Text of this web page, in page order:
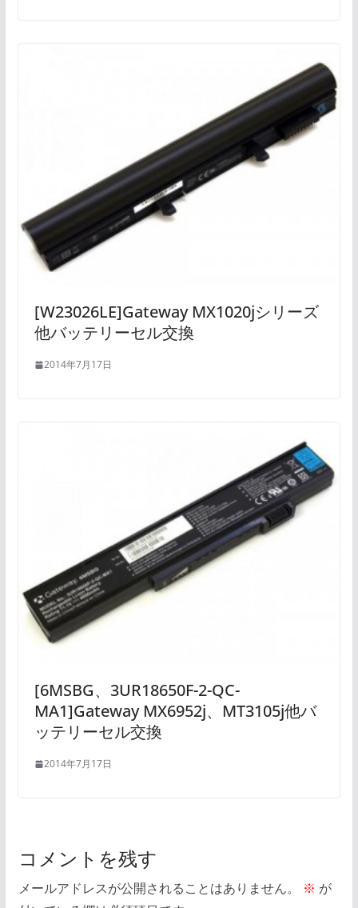
[W23026LE]Gateway MX1020jシリーズ
他バッテリーセル交換
2014年7月17日
[6MSBG、3UR18650F-2-QC-
MA1]Gateway MX6952j、MT3105j他バ
ッテリーセル交換
2014年7月17日
コメントを残す
メールアドレスが公開されることはありません。 ※ が